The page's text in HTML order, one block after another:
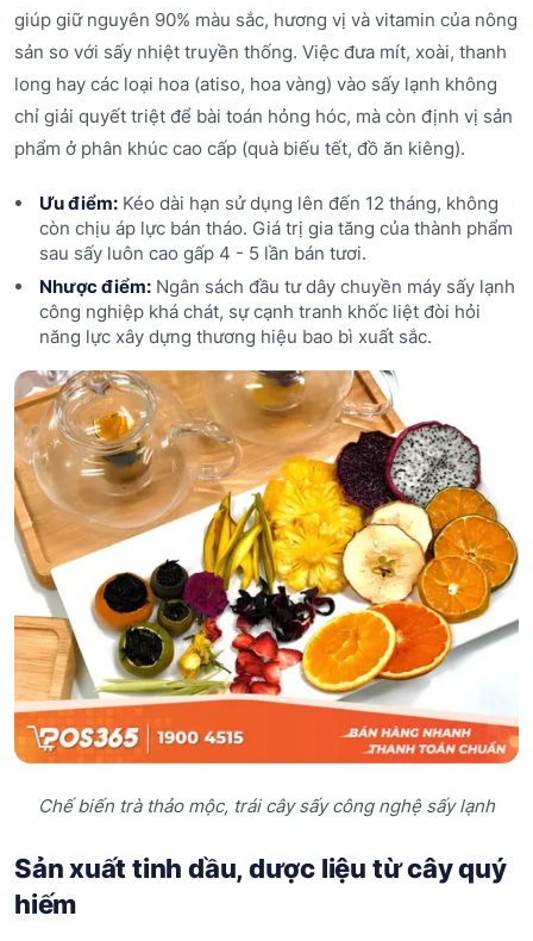
giúp giữ nguyên 90% màu sắc, hương vị và vitamin của nông
sản so với sấy nhiệt truyền thống. Việc đưa mít, xoài, thanh
long hay các loại hoa (atiso, hoa vàng) vào sấy lạnh không
chỉ giải quyết triệt để bài toán hỏng hóc, mà còn định vị sản
phẩm ở phân khúc cao cấp (quà biếu tết, đồ ăn kiêng).
Ưu điểm:Kéo dài hạn sử dụng lên đến 12 tháng, không
còn chịu áp lực bán tháo. Giá trị gia tăng của thành phẩm
sau sấy luôn cao gấp 4 - 5 lần bán tươi.
Nhược điểm:Ngân sách đầu tư dây chuyền máy sấy lạnh
công nghiệp khá chát, sự cạnh tranh khốc liệt đòi hỏi
năng lực xây dựng thương hiệu bao bì xuất sắc.
Chế biến trà thảo mộc, trái cây sấy công nghệ sấy lạnh
Sản xuất tinh dầu, dược liệu từ cây quý
hiếm